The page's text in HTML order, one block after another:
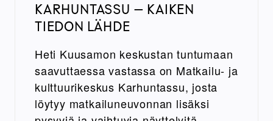
KARHUNTASSU – KAIKEN
TIEDON LÄHDE
Heti Kuusamon keskustan tuntumaan
saavuttaessa vastassa on Matkailu- ja
kulttuurikeskus Karhuntassu, josta
löytyy matkailuneuvonnan lisäksi